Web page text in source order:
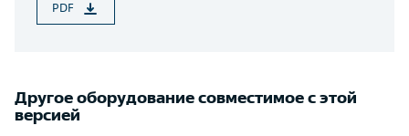
PDF
Другое оборудование совместимое с этой
версией